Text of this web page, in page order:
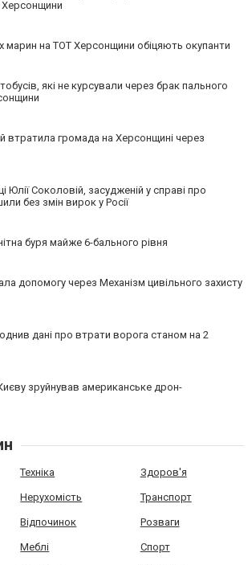
Херсонщини
марин на ТОТ Херсонщини обіцяють окупанти
які не курсували через брак пального
втратила громада на Херсонщині через
Юлії Соколовій, засудженій у справі про
без змін вирок у Росії
буря майже 6-бального рівня
допомогу через Механізм цивільного захисту
дані про втрати ворога станом на 2
зруйнував американське дрон-
Техніка Здоров'я
Нерухомість Транспорт
Відпочинок Розваги
Меблі Спорт